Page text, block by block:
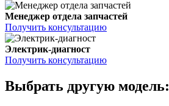
Менеджер отдела запчастей
Получить консультацию
Электрик-диагност
Получить консультацию
Выбрать другую модель: